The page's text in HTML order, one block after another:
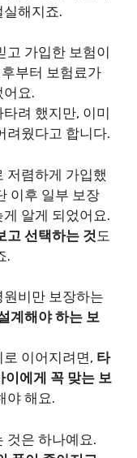
해지죠.
고 가입한 보험이
부터 보험료가
어요.
려 했지만, 이미
려웠다고 합니다.
저렴하게 가입했
이후 일부 보장
알게 되었어요.
고 선택하는 것 도
.
비만 보장하는
계해야 하는 보
이어지려면, 타
이에게 꼭 맞는 보
야 해요.
것은 하나예요.